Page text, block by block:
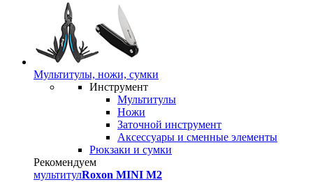
Мультитулы, ножи, сумки
Инструмент
Мультитулы
Ножи
Заточной инструмент
Аксессуары и сменные элементы
Рюкзаки и сумки
Рекомендуем
мультитулRoxon MINI M2